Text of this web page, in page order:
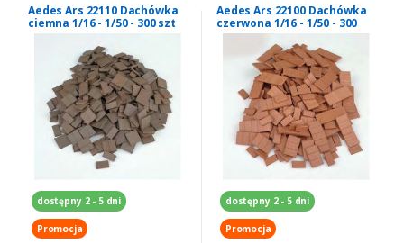
Aedes Ars 22110 Dachówka
ciemna 1/16 - 1/50 - 300 szt
dostępny 2 - 5 dni
Promocja
Aedes Ars 22100 Dachówka
czerwona 1/16 - 1/50 - 300
szt
dostępny 2 - 5 dni
Promocja